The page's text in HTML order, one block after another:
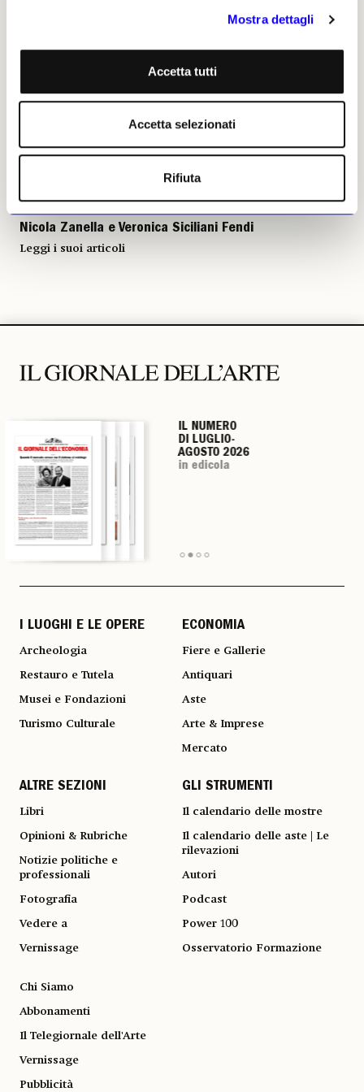
Mostra dettagli
Accetta tutti
Accetta selezionati
Rifiuta
Nicola Zanella e Veronica
| © Riproduzione riservata
Nicola Zanella e Veronica Siciliani Fendi
Leggi i suoi articoli
IL NUMERO
DI LUGLIO-
AGOSTO 2026
in edicola
IL NUMERO
DI LUGLIO-
AGOSTO 2026
in edicola
IL NUMERO
DI LUGLIO-
AGOSTO 2026
in edicola
IL NUMERO
DI LUGLIO-
AGOSTO 2026
in edicola
I LUOGHI E LE OPERE
Archeologia
Restauro e Tutela
Musei e Fondazioni
Turismo Culturale
ECONOMIA
Fiere e Gallerie
Antiquari
Aste
Arte & Imprese
Mercato
ALTRE SEZIONI
Libri
Opinioni & Rubriche
Notizie politiche e
professionali
Fotografia
Vedere a
Vernissage
GLI STRUMENTI
Il calendario delle mostre
Il calendario delle aste | Le
rilevazioni
Autori
Podcast
Power 100
Osservatorio Formazione
Chi Siamo
Abbonamenti
Il Telegiornale dell'Arte
Vernissage
Pubblicità